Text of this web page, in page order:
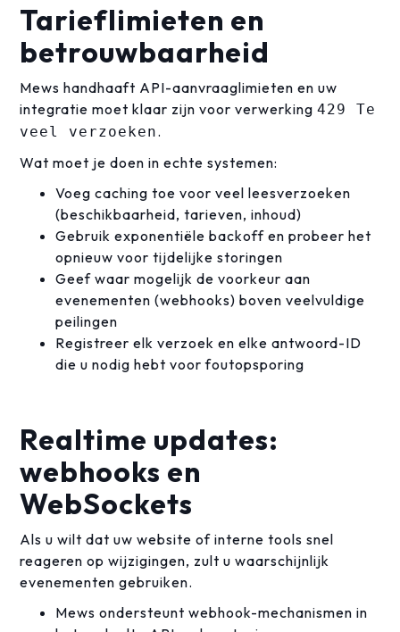
Tarieflimieten en
betrouwbaarheid
Mews handhaaft API-aanvraaglimieten en uw
integratie moet klaar zijn voor verwerking429 Te
veel verzoeken.
Wat moet je doen in echte systemen:
Voeg caching toe voor veel leesverzoeken
(beschikbaarheid, tarieven, inhoud)
Gebruik exponentiële backoff en probeer het
opnieuw voor tijdelijke storingen
Geef waar mogelijk de voorkeur aan
evenementen (webhooks) boven veelvuldige
peilingen
Registreer elk verzoek en elke antwoord-ID
die u nodig hebt voor foutopsporing
Realtime updates:
webhooks en
WebSockets
Als u wilt dat uw website of interne tools snel
reageren op wijzigingen, zult u waarschijnlijk
evenementen gebruiken.
Mews ondersteunt webhook-mechanismen in